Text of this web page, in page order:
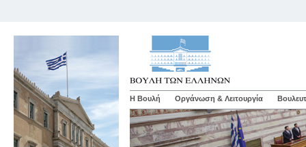
Η Βουλή Οργάνωση & Λειτουργία